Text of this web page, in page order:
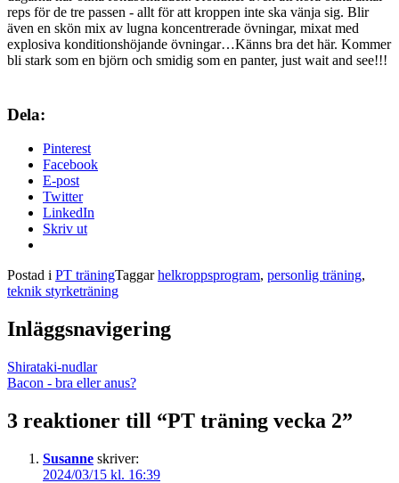
reps för de tre passen - allt för att kroppen inte ska vänja sig. Blir
även en skön mix av lugna koncentrerade övningar, mixat med
explosiva konditionshöjande övningar…Känns bra det här. Kommer
bli stark som en björn och smidig som en panter, just wait and see!!!
Dela:
Pinterest
Facebook
E-post
Twitter
LinkedIn
Skriv ut
Postad i PT träningTaggarhelkroppsprogram, personlig träning,
teknik styrketräning
Inläggsnavigering
Shirataki-nudlar
Bacon - bra eller anus?
3 reaktioner till “PT träning vecka 2”
Susanne skriver:
2024/03/15 kl. 16:39